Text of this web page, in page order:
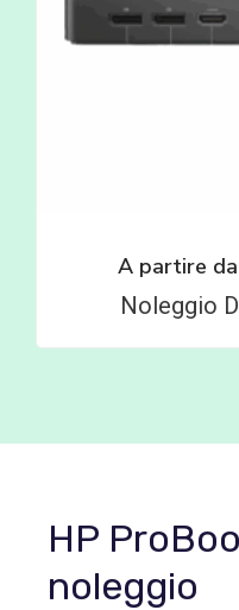
A partire da
Noleggio
HP
noleggio